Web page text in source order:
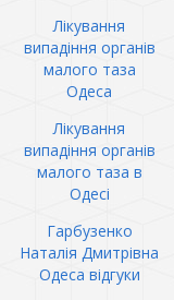
Лікування
випадіння органів
малого таза
Одеса
Лікування
випадіння органів
малого таза в
Одесі
Гарбузенко
Наталія Дмитрівна
Одеса відгуки